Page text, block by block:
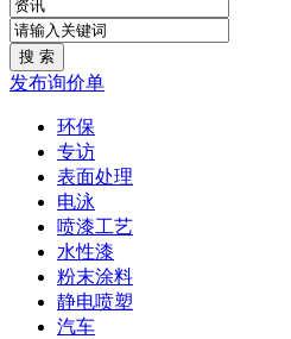
发布询价单
环保
专访
表面处理
电泳
喷漆工艺
水性漆
粉末涂料
静电喷塑
汽车